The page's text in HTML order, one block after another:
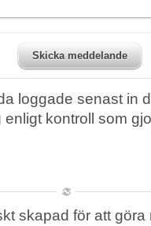
Skicka meddelande
loggade senast in
kontroll som
skapad för att göra